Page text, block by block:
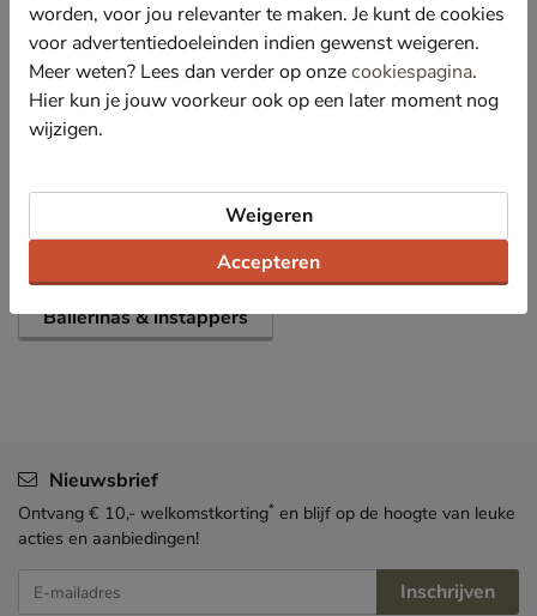
Afgewerkt met een rubberen loopzool.
Specificaties
Schoenen
Ballerinas & instappers
Nieuwsbrief
Ontvang € 10,- welkomstkorting* en blijf op de hoogte van leuke
acties en aanbiedingen!
E-mailadres Inschrijven
worden, voor jou relevanter te maken. Je kunt de cookies
voor advertentiedoeleinden indien gewenst weigeren.
Meer weten? Lees dan verder op onzecookiespagina.
Hier kun je jouw voorkeur ook op een later moment nog
wijzigen.
Accepteren
Weigeren